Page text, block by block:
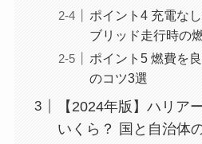
ポイント4 充電な
ブリッド走行時の
ポイント5 燃費を
のコツ3選
【2024年版】ハリア
いくら？ 国と自治体